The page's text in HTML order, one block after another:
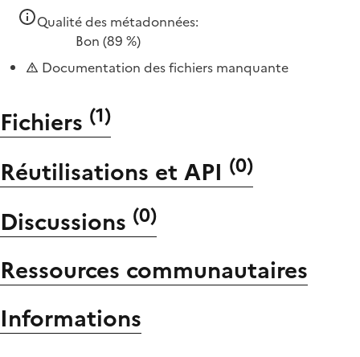
Qualité des métadonnées:
Bon (89 %)
Documentation des fichiers manquante
Fichiers (1)
Réutilisations et API (0)
Discussions (0)
Ressources communautaires
Informations